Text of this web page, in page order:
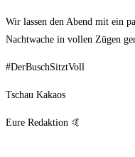
Wir lassen den Abend mit ein
Nachtwache in vollen Zügen
#DerBuschSitztVoll
Tschau Kakaos
Eure Redaktion 🤙